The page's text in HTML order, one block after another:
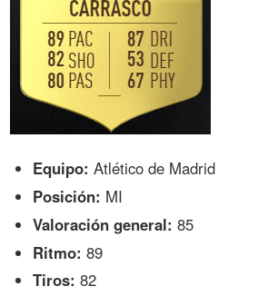
Equipo: Atlético de Madrid
Posición: MI
Valoración general: 85
Ritmo: 89
Tiros: 82